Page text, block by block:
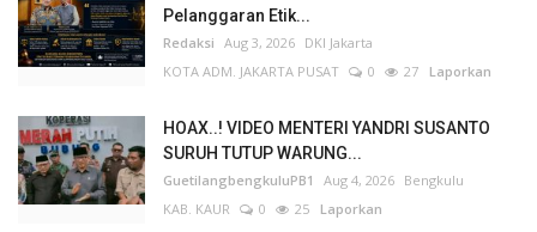
Pelanggaran Etik...
Redaksi Aug 3, 2026 DKI Jakarta
KOTA ADM. JAKARTA PUSAT
0 27 Laporkan
HOAX..! VIDEO MENTERI YANDRI SUSANTO
SURUH TUTUP WARUNG...
GuetilangbengkuluPB1 Aug 4, 2026 Bengkulu
KAB. KAUR
0 25 Laporkan